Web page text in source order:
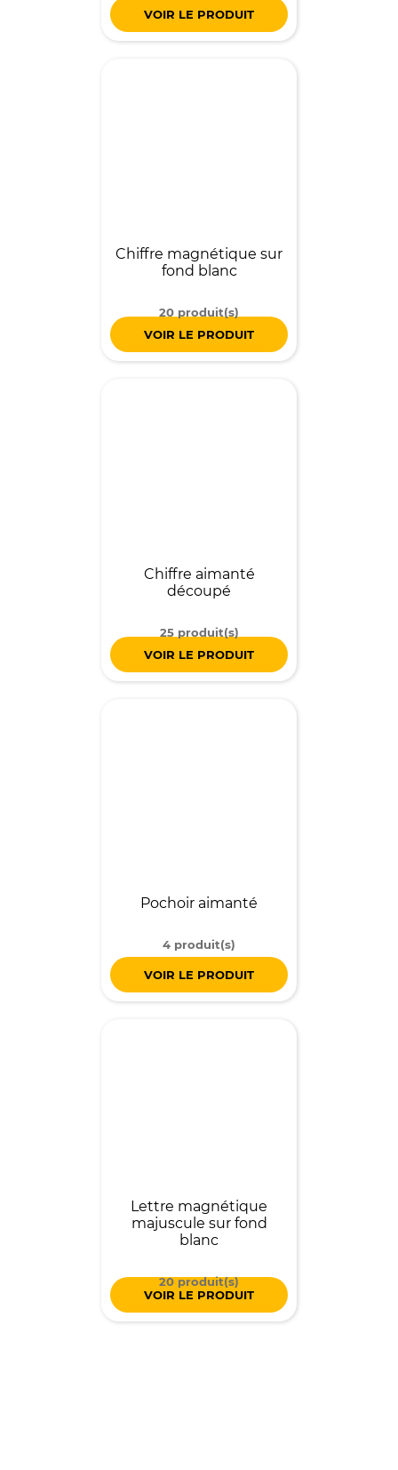
VOIR LE PRODUIT
Chiffre magnétique sur
fond blanc
20 produit(s)
VOIR LE PRODUIT
Chiffre aimanté
découpé
25 produit(s)
VOIR LE PRODUIT
Pochoir aimanté
4 produit(s)
VOIR LE PRODUIT
Lettre magnétique
majuscule sur fond
blanc
20 produit(s)
VOIR LE PRODUIT